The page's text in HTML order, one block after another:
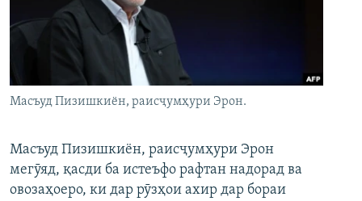
Масъуд Пизишкиён, раисҷумҳури Эрон.
Масъуд Пизишкиён, раисҷумҳури Эрон
мегӯяд, қасди ба истеъфо рафтан надорад ва
овозаҳоеро, ки дар рӯзҳои ахир дар бораи